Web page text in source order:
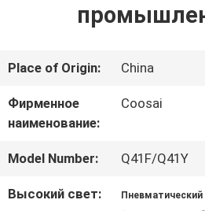
ПО
ЗАВОДУ
Place of Origin: China
Фирменное
наименование:
Coosai
Model Number: Q41F/Q41Y
Высокий свет: